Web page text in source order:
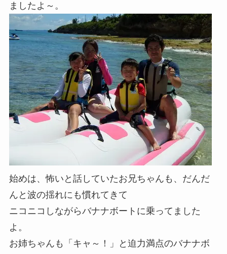
ましたよ～。
始めは、怖いと話していたお兄ちゃんも、だんだ
んと波の揺れにも慣れてきて
ニコニコしながらバナナボートに乗ってました
よ。
お姉ちゃんも「キャ～！」と迫力満点のバナナボ